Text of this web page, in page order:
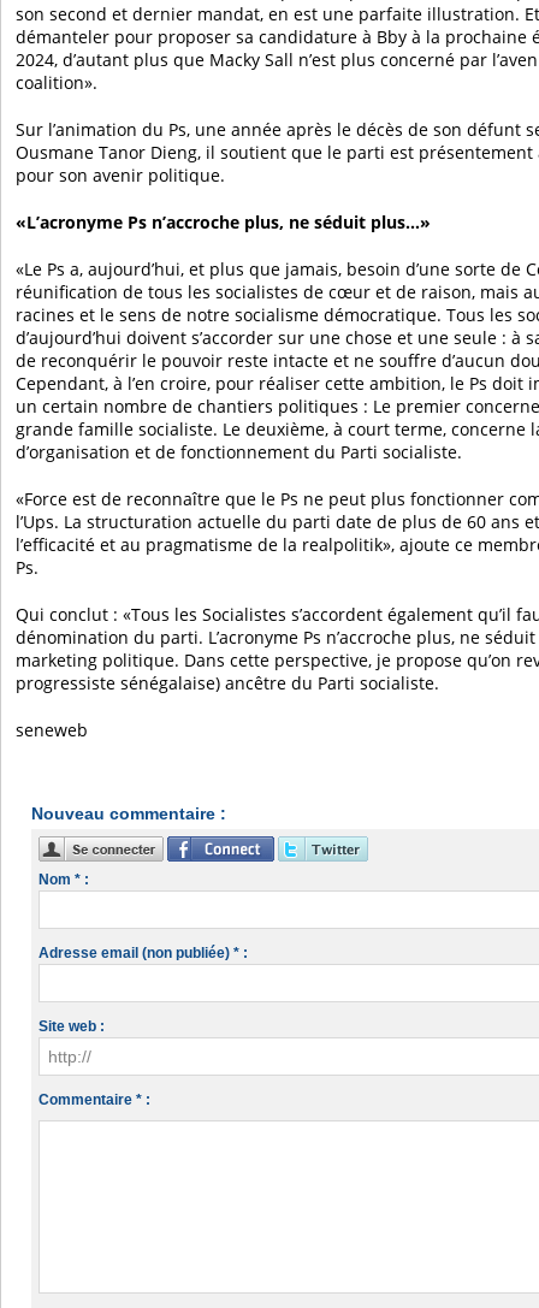
son second et dernier mandat, en est une parfaite illustration.
démanteler pour proposer sa candidature à Bby à la prochaine
2024, d’autant plus que Macky Sall n’est plus concerné par
coalition».
Sur l’animation du Ps, une année après le décès de son défunt
Ousmane Tanor Dieng, il soutient que le parti est présentement
pour son avenir politique.
«L’acronyme Ps n’accroche plus, ne séduit plus…»
«Le Ps a, aujourd’hui, et plus que jamais, besoin d’une sorte de
réunification de tous les socialistes de cœur et de raison, mais
racines et le sens de notre socialisme démocratique. Tous les
d’aujourd’hui doivent s’accorder sur une chose et une seule : à
de reconquérir le pouvoir reste intacte et ne souffre d’aucun
Cependant, à l’en croire, pour réaliser cette ambition, le Ps doit
un certain nombre de chantiers politiques : Le premier
grande famille socialiste. Le deuxième, à court terme, concerne
d’organisation et de fonctionnement du Parti socialiste.
«Force est de reconnaître que le Ps ne peut plus fonctionner
l’Ups. La structuration actuelle du parti date de plus de 60 ans
l’efficacité et au pragmatisme de la realpolitik», ajoute ce
Ps.
Qui conclut : «Tous les Socialistes s’accordent également qu’il
dénomination du parti. L’acronyme Ps n’accroche plus, ne
marketing politique. Dans cette perspective, je propose qu’on
progressiste sénégalaise) ancêtre du Parti socialiste.
seneweb
Nouveau commentaire :
Nom * :
Adresse email (non publiée) * :
Site web :
Commentaire * :